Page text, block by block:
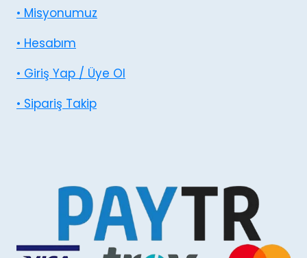
• Misyonumuz
• Hesabım
• Giriş Yap / Üye Ol
• Sipariş Takip